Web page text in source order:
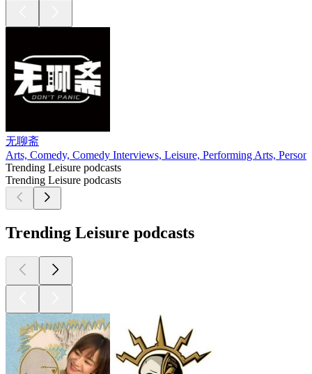
无聊斋
Arts, Comedy, Comedy Interviews, Leisure, Performing Arts,
Trending Leisure podcasts
Trending Leisure podcasts
Trending Leisure podcasts